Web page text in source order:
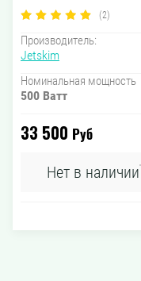
(2)
Производитель:
Jetskim
Номинальная мощность
500 Ватт
33 500 Руб
Нет в наличии